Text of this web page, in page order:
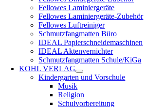
Fellowes Laminiergeräte
Fellowes Laminiergeräte-Zubehör
Fellowes Luftreiniger
Schmutzfangmatten Büro
IDEAL Papierschneidemaschinen
IDEAL Aktenvernichter
Schmutzfangmatten Schule/KiGa
KOHL VERLAG
Kindergarten und Vorschule
Musik
Religion
Schulvorbereitung